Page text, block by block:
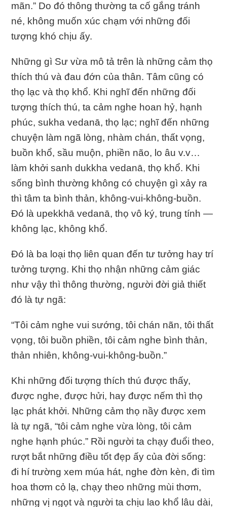
mãn.” Do đó thông thường ta cố gắng tránh
né, không muốn xúc chạm với những đối
tượng khó chịu ấy.
Những gì Sư vừa mô tả trên là những cảm thọ
thích thú và đau đớn của thân. Tâm cũng có
thọ lạc và thọ khổ. Khi nghĩ đến những đối
tượng thích thú, ta cảm nghe hoan hỷ, hạnh
phúc, sukha vedanā, thọ lạc; nghĩ đến những
chuyện làm ngã lòng, nhàm chán, thất vọng,
buồn khổ, sầu muộn, phiền não, lo âu v.v…
làm khởi sanh dukkha vedanā, thọ khổ. Khi
sống bình thường không có chuyện gì xảy ra
thì tâm ta bình thản, không-vui-không-buồn.
Ðó là upekkhā vedanā, thọ vô ký, trung tính —
không lạc, không khổ.
Ðó là ba loại thọ liên quan đến tư tưởng hay trí
tưởng tượng. Khi thọ nhận những cảm giác
như vậy thì thông thường, người đời giả thiết
đó là tự ngã:
“Tôi cảm nghe vui sướng, tôi chán nãn, tôi thất
vọng, tôi buồn phiền, tôi cảm nghe bình thản,
thản nhiên, không-vui-không-buồn.”
Khi những đối tượng thích thú được thấy,
được nghe, được hửi, hay được nếm thì thọ
lạc phát khởi. Những cảm thọ nầy được xem
là tự ngã, “tôi cảm nghe vừa lòng, tôi cảm
nghe hạnh phúc.” Rồi người ta chạy đuổi theo,
rượt bắt những điều tốt đẹp ấy của đời sống:
đi hí trường xem múa hát, nghe đờn kèn, đi tìm
hoa thơm cỏ lạ, chạy theo những mùi thơm,
những vị ngọt và người ta chịu lao khổ lâu dài,